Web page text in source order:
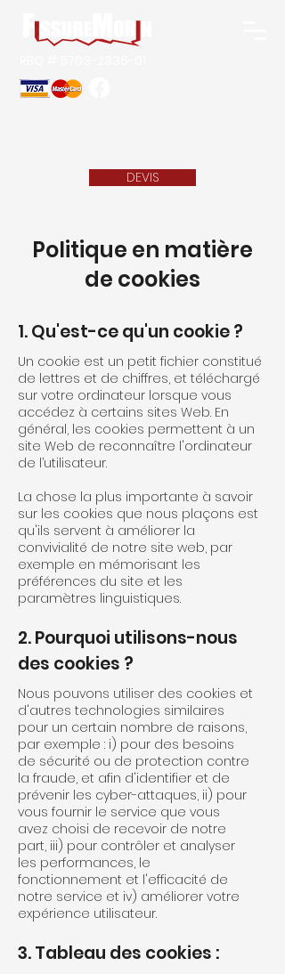
DEVIS
Politique en matière
de cookies
1. Qu'est-ce qu'un cookie ?
Un cookie est un petit fichier constitué
de lettres et de chiffres, et téléchargé
sur votre ordinateur lorsque vous
accédez à certains sites Web. En
général, les cookies permettent à un
site Web de reconnaître l'ordinateur
de l’utilisateur.
La chose la plus importante à savoir
sur les cookies que nous plaçons est
qu'ils servent à améliorer la
convivialité de notre site web, par
exemple en mémorisant les
préférences du site et les
paramètres linguistiques.
2. Pourquoi utilisons-nous
des cookies ?
Nous pouvons utiliser des cookies et
d'autres technologies similaires
pour un certain nombre de raisons,
par exemple : i) pour des besoins
de sécurité ou de protection contre
la fraude, et afin d'identifier et de
prévenir les cyber-attaques, ii) pour
vous fournir le service que vous
avez choisi de recevoir de notre
part, iii) pour contrôler et analyser
les performances, le
fonctionnement et l'efficacité de
notre service et iv) améliorer votre
expérience utilisateur.
3. Tableau des cookies :